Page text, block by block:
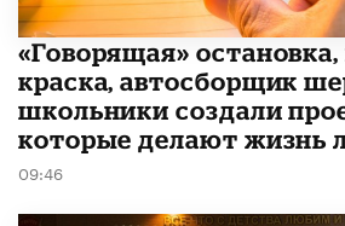
​«Говорящая»
краска, автосборщик
школьники создали
которые делают жизнь
09:46